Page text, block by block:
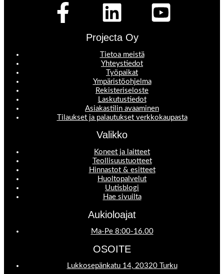
Projecta Oy
Tietoa meistä
Yhteystiedot
Työpaikat
Ympäristöohjelma
Rekisteriseloste
Laskutustiedot
Asiakastilin avaaminen
Tilaukset ja palautukset verkkokaupasta
Valikko
Koneet ja laitteet
Teollisuustuotteet
Hinnastot & esitteet
Huoltopalvelut
Uutisblogi
Hae sivuilta
Aukioloajat
Ma-Pe 8:00-16.00
OSOITE
Lukkosepänkatu 14, 20320 Turku